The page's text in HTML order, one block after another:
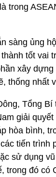
trong
sàng ủng
tốt vai
xây
thống nhất
Tổng Bí
giải
hòa bình,
tiến trình
sử dụng
trong đó có